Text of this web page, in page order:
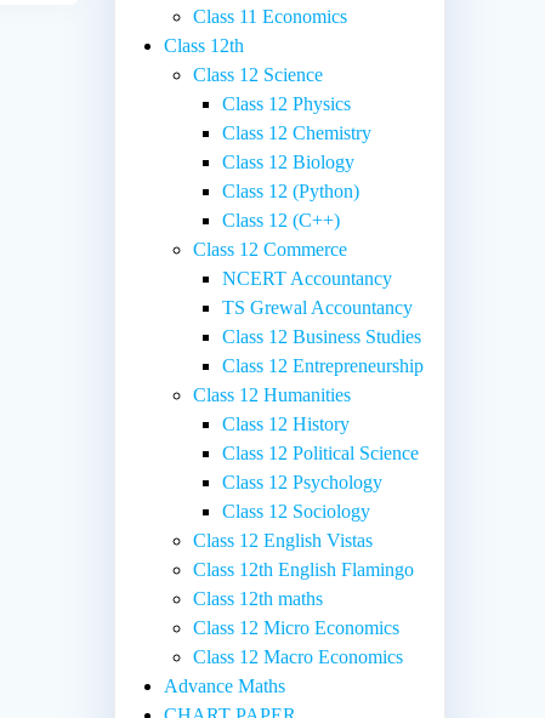
Class 11 Economics
Class 12th
Class 12 Science
Class 12 Physics
Class 12 Chemistry
Class 12 Biology
Class 12 (Python)
Class 12 (C++)
Class 12 Commerce
NCERT Accountancy
TS Grewal Accountancy
Class 12 Business Studies
Class 12 Entrepreneurship
Class 12 Humanities
Class 12 History
Class 12 Political Science
Class 12 Psychology
Class 12 Sociology
Class 12 English Vistas
Class 12th English Flamingo
Class 12th maths
Class 12 Micro Economics
Class 12 Macro Economics
Advance Maths